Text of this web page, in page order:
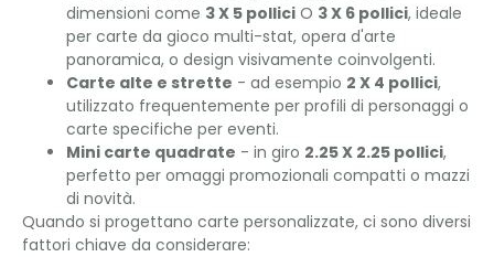
dimensioni come 3 X 5 pollici O 3 X 6 pollici, ideale
per carte da gioco multi-stat, opera d'arte
panoramica, o design visivamente coinvolgenti.
Carte alte e strette - ad esempio 2 X 4 pollici,
utilizzato frequentemente per profili di personaggi o
carte specifiche per eventi.
Mini carte quadrate - in giro 2.25 X 2.25 pollici,
perfetto per omaggi promozionali compatti o mazzi
di novità.
Quando si progettano carte personalizzate, ci sono diversi
fattori chiave da considerare: